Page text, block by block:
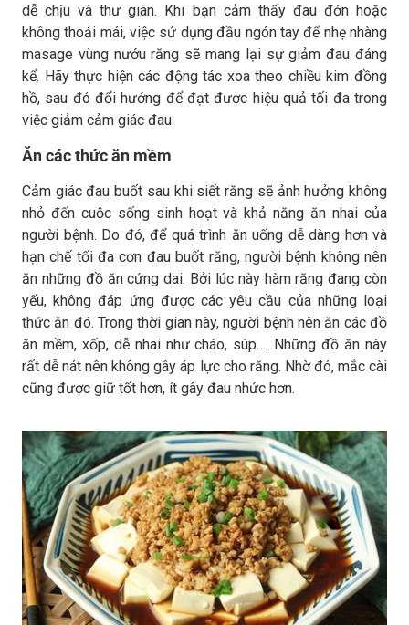
dễ chịu và thư giãn. Khi bạn cảm thấy đau đớn hoặc
không thoải mái, việc sử dụng đầu ngón tay để nhẹ nhàng
masage vùng nướu răng sẽ mang lại sự giảm đau đáng
kể. Hãy thực hiện các động tác xoa theo chiều kim đồng
hồ, sau đó đổi hướng để đạt được hiệu quả tối đa trong
việc giảm cảm giác đau.
Ăn các thức ăn mềm
Cảm giác đau buốt sau khi siết răng sẽ ảnh hưởng không
nhỏ đến cuộc sống sinh hoạt và khả năng ăn nhai của
người bệnh. Do đó, để quá trình ăn uống dễ dàng hơn và
hạn chế tối đa cơn đau buốt răng, người bệnh không nên
ăn những đồ ăn cứng dai. Bởi lúc này hàm răng đang còn
yếu, không đáp ứng được các yêu cầu của những loại
thức ăn đó. Trong thời gian này, người bệnh nên ăn các đồ
ăn mềm, xốp, dễ nhai như cháo, súp…. Những đồ ăn này
rất dễ nát nên không gây áp lực cho răng. Nhờ đó, mắc cài
cũng được giữ tốt hơn, ít gây đau nhức hơn.